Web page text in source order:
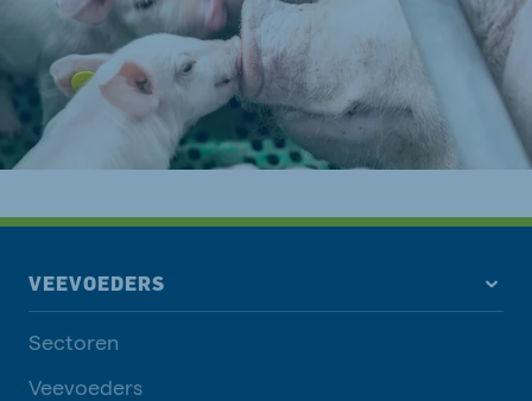
VEEVOEDERS
Sectoren
Veevoeders